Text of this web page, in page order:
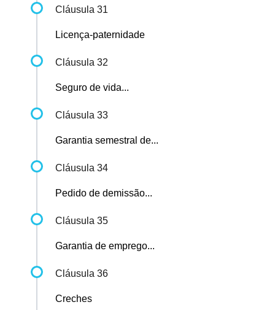
Cláusula 31
Licença-paternidade
Cláusula 32
Seguro de vida...
Cláusula 33
Garantia semestral de...
Cláusula 34
Pedido de demissão...
Cláusula 35
Garantia de emprego...
Cláusula 36
Creches